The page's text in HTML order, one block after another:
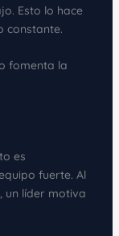
Esto lo hace
constante.
fomenta la
es
fuerte. Al
un líder motiva